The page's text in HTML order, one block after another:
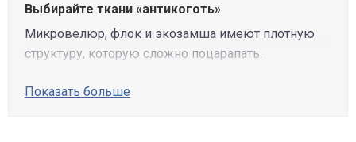
Выбирайте ткани «антикоготь»
Микровелюр, флок и экозамша имеют плотную
структуру, которую сложно поцарапать.
Показать больше